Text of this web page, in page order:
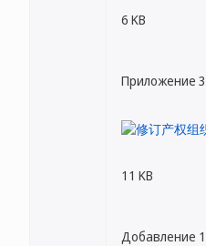
6 KB
Приложение 3
11 KB
Добавление 1